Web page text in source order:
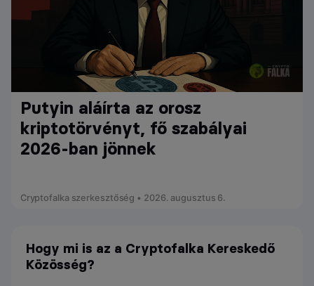
Putyin aláírta az orosz
kriptotörvényt, fő szabályai
2026-ban jönnek
Cryptofalka szerkesztőség • 2026. augusztus 6.
Hogy mi is az a Cryptofalka Kereskedő
Közösség?